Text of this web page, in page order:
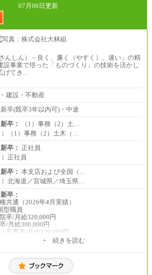
07月06日更新
んしん）－良く、廉く（やすく）、速い」の精
設事業で培った「ものづくり」の技術を活かし
げてき…
建設・不動産
卒(既卒3年以内可)・中途
卒：
（1）事務（2）土…
（1）事務（2）土木（…
卒： 正社員
正社員
卒： 本支店および全国（…
北海道／宮城県／埼玉県…
卒：
共通（2026年4月実績）
型職員
卒/月給320,000円
/月給300,000円
高専卒/月給270,000円
卒/月給256,000円～288,000円
卒/月給240,000円～270,000円
・高専卒/月給216,000円～243,000円
+ 続きを読む